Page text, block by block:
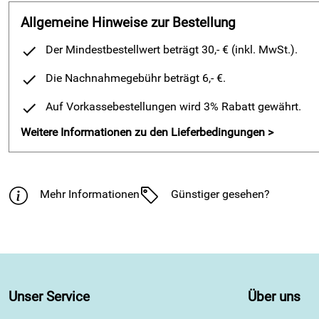
Allgemeine Hinweise zur Bestellung
Der Mindestbestellwert beträgt 30,- € (inkl. MwSt.).
Die Nachnahmegebühr beträgt 6,- €.
Auf Vorkassebestellungen wird 3% Rabatt gewährt.
Weitere Informationen zu den Lieferbedingungen >
Mehr Informationen Günstiger gesehen?
Unser Service Über uns